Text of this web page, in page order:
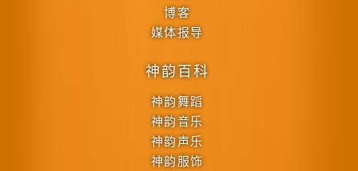
博客
媒体报导
神韵百科
神韵舞蹈
神韵音乐
神韵声乐
神韵服饰